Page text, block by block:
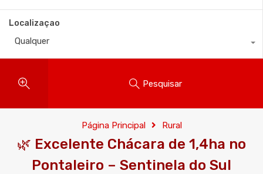
Localizaçao
Qualquer
Pesquisar
Página Principal Rural
🌿 Excelente Chácara de 1,4ha no
Pontaleiro – Sentinela do Sul